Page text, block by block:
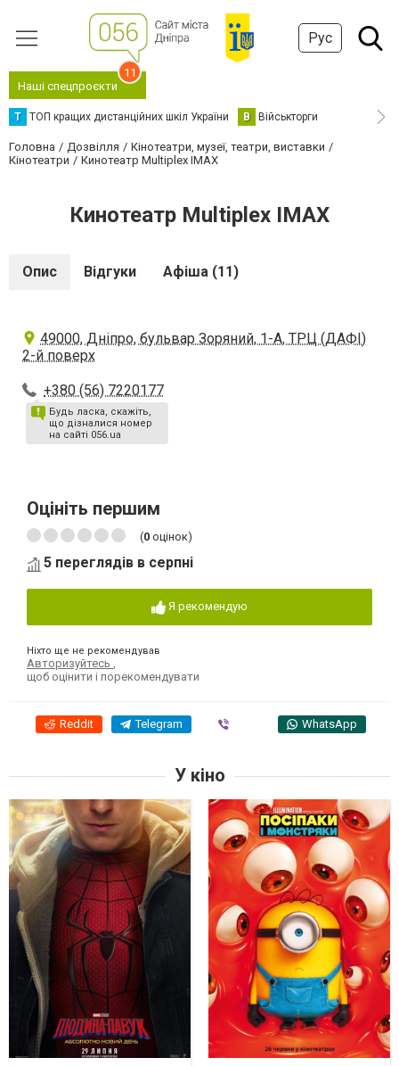
Рус
Наші спецпроєкти
11
Т ТОП кращих дистанційних шкіл України В Військторги
Головна Дозвілля
Кінотеатри, музеї, театри, виставки
Кінотеатри
Кинотеатр Multiplex IMAX
Кинотеатр Multiplex IMAX
Опис Відгуки Афіша (11)
49000, Дніпро, бульвар Зоряний, 1-А, ТРЦ (ДАФІ)
2-й поверх
+380 (56) 7220177
Будь ласка, скажіть,
що дізналися номер
на сайті 056.ua
Оцініть першим
(0 оцінок)
5 переглядів в серпні
Я рекомендую
Ніхто ще не рекомендував
Авторизуйтесь
щоб оцінити і порекомендувати
Reddit Telegram WhatsApp
У кіно